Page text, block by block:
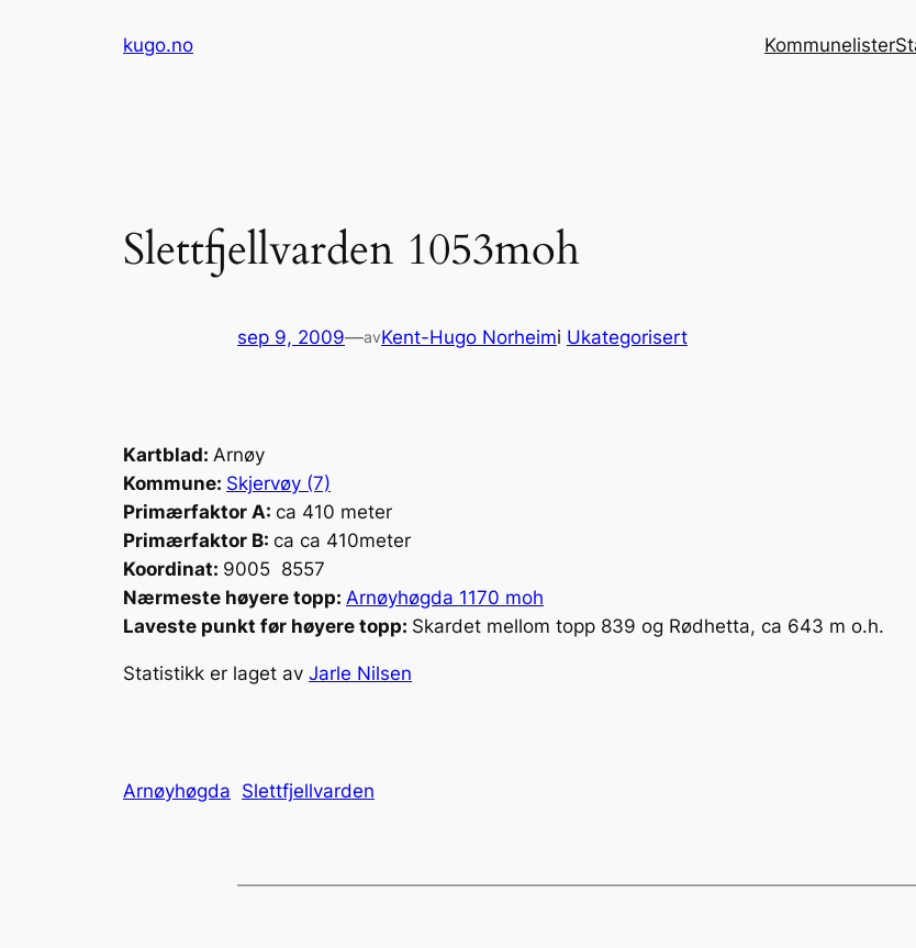
kugo.no Kommunelister
Slettfjellvarden 1053moh
sep 9, 2009—avKent-Hugo Norheimi Ukategorisert
Kartblad: Arnøy
Kommune: Skjervøy (7)
Primærfaktor A: ca 410 meter
Primærfaktor B: ca ca 410meter
Koordinat: 9005 8557
Nærmeste høyere topp: Arnøyhøgda 1170 moh
Laveste punkt før høyere topp: Skardet mellom topp 839 og Rødhetta, ca 643 m o.h.
Statistikk er laget av Jarle Nilsen
Arnøyhøgda Slettfjellvarden